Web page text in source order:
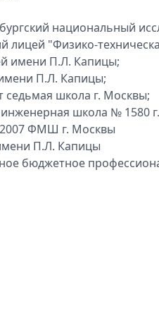
национальный
лицей "Физико-
имени П.Л. Капицы;
П.Л. Капицы;
седьмая школа г. Москвы;
школа № 1580
ФМШ г. Москвы
П.Л. Капицы
бюджетное